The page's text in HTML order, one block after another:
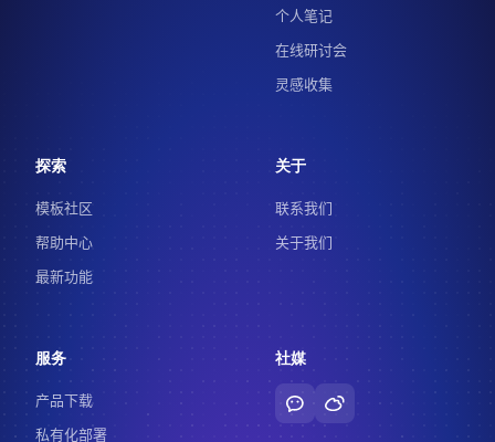
个人笔记
在线研讨会
灵感收集
探索
模板社区
帮助中心
最新功能
关于
联系我们
关于我们
服务
产品下载
私有化部署
社媒